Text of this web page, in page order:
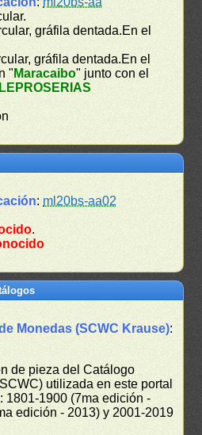
gráfila dentada.En el
gráfila dentada.En el
" Maracaibo" junto con el
LEPROSERIAS
: ml20bs-aa02
.
Monedas (SCWC Krause):
de pieza del Catálogo
utilizada en este portal
1801-1900 (7ma edición -
edición - 2013) y 2001-2019